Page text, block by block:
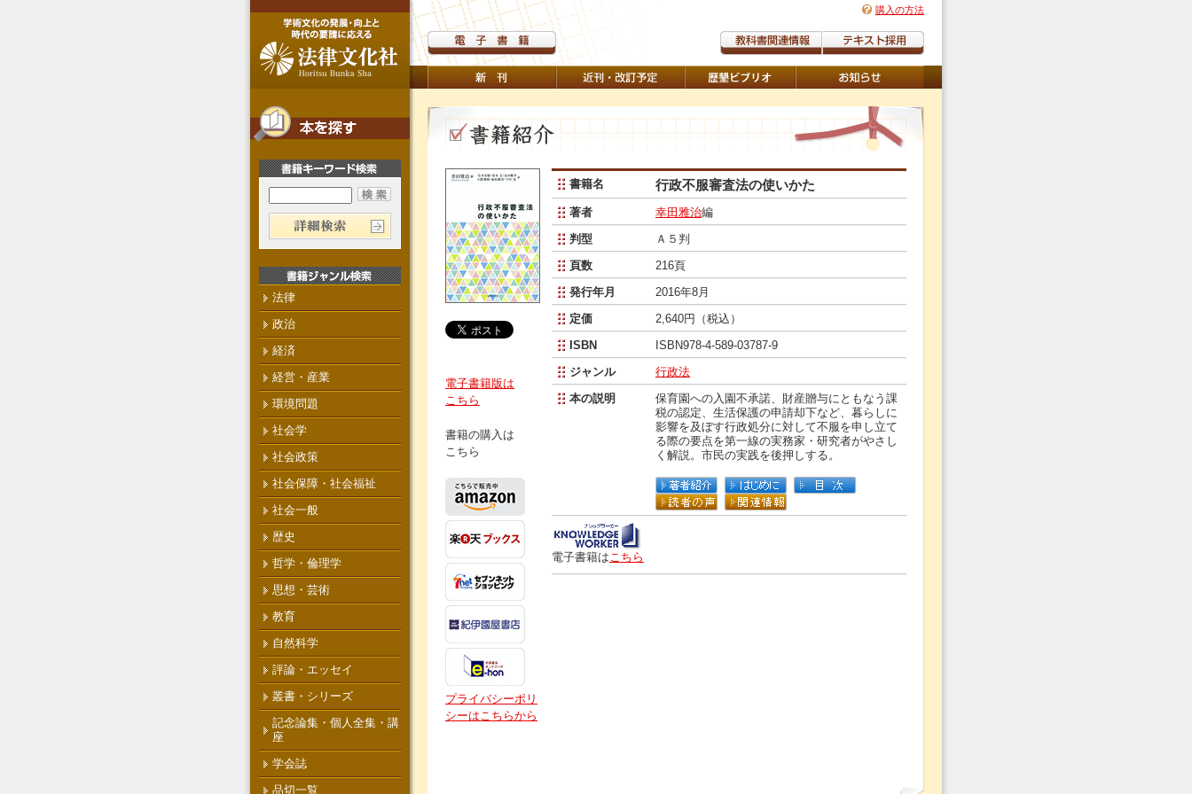
購入の方法
電子書籍版は
こちら
書籍の購入は
こちら
プライバシーポリ
シーはこちらから
書籍名 行政不服審査法の使いかた
著者 幸田雅治編
判型
Ａ５判
頁数
216頁
発行年月
2016年8月
定価
2,640円（税込）
ISBN
ISBN978-4-589-03787-9
ジャンル
行政法
本の説明
保育園への入園不承諾、財産贈与にともなう課
税の認定、生活保護の申請却下など、暮らしに
影響を及ぼす行政処分に対して不服を申し立て
る際の要点を第一線の実務家・研究者がやさし
く解説。市民の実践を後押しする。
電子書籍はこちら
法律
政治
経済
経営・産業
環境問題
社会学
社会政策
社会保障・社会福祉
社会一般
歴史
哲学・倫理学
思想・芸術
教育
自然科学
評論・エッセイ
叢書・シリーズ
記念論集・個人全集・講
座
学会誌
品切一覧